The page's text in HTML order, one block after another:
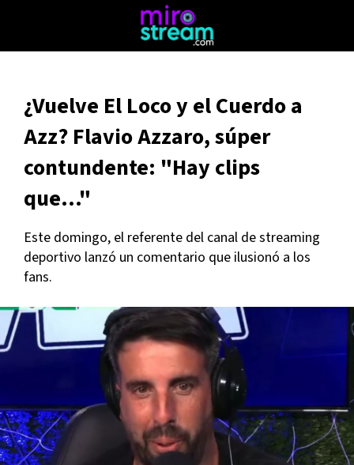
¿Vuelve El Loco y el Cuerdo a
Azz? Flavio Azzaro, súper
contundente: "Hay clips
que..."
Este domingo, el referente del canal de streaming
deportivo lanzó un comentario que ilusionó a los
fans.